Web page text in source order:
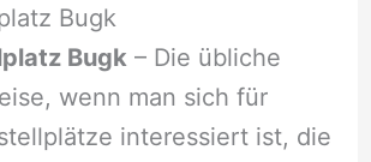
Bugk
Bugk– Die übliche
wenn man sich für
interessiert ist, die